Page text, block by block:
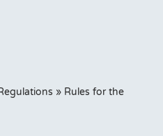
» Rules for the